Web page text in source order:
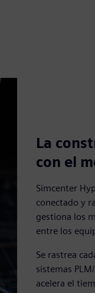
La
con el
Simcenter
conectado y
gestiona los
entre los
Se rastrea
sistemas
acelera el